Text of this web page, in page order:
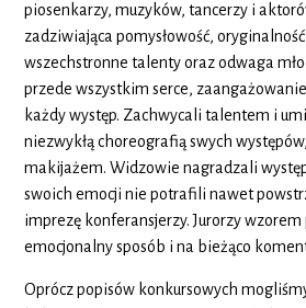
piosenkarzy, muzyków, tancerzy i
zadziwiająca pomysłowość,
wszechstronne talenty oraz odwaga
przede wszystkim serce,
każdy występ. Zachwycali talentem i
niezwykłą choreografią swych
makijażem. Widzowie nagradzali
swoich emocji nie potrafili nawet
imprezę konferansjerzy. Jurorzy
emocjonalny sposób i na bieżąco
Oprócz popisów konkursowych